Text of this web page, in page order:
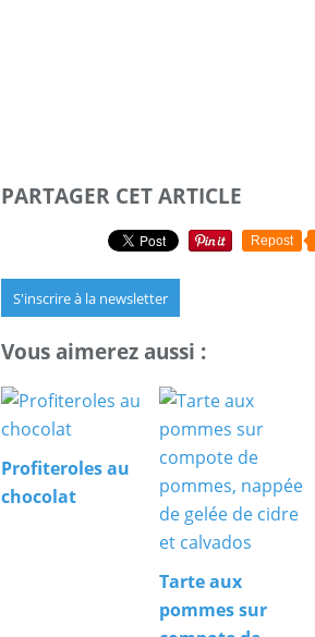
PARTAGER CET ARTICLE
Repost
S'inscrire à la newsletter
Vous aimerez aussi :
Profiteroles au
chocolat
Tarte aux
pommes sur